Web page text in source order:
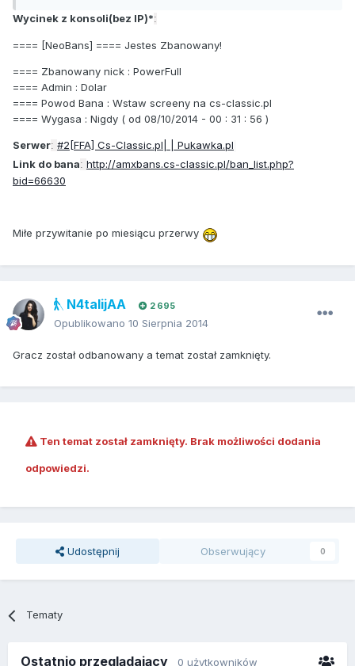
Wycinek z konsoli(bez IP)*:
==== [NeoBans] ==== Jestes Zbanowany!
==== Zbanowany nick : PowerFull
==== Admin : Dolar
==== Powod Bana : Wstaw screeny na cs-classic.pl
==== Wygasa : Nigdy ( od 08/10/2014 - 00 : 31 : 56 )
Serwer: #2[FFA] Cs-Classic.pl| | Pukawka.pl
Link do bana: http://amxbans.cs-classic.pl/ban_list.php?
bid=66630
Miłe przywitanie po miesiącu przerwy
N4talijAA 2 695
Opublikowano 10 Sierpnia 2014
Gracz został odbanowany a temat został zamknięty.
Ten temat został zamknięty. Brak możliwości dodania
odpowiedzi.
Udostępnij Obserwujący 0
Tematy
Ostatnio przeglądający 0 użytkowników